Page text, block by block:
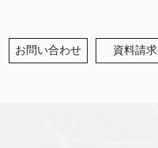
お問い合わせ 資料請求